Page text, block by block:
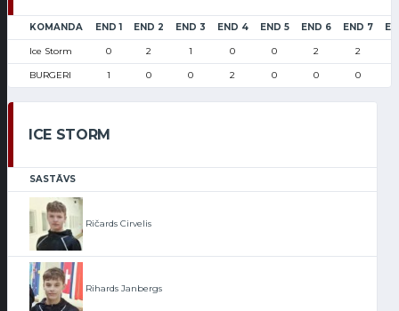
KOMANDA END 1 END 2 END 3 END 4 END 5 END 6 END 7
Ice Storm 0 2 1 0 0 2 2
BURGERI 1 0 0 2 0 0 0
ICE STORM
SASTĀVS
Ričards Cirvelis
Rihards Janbergs